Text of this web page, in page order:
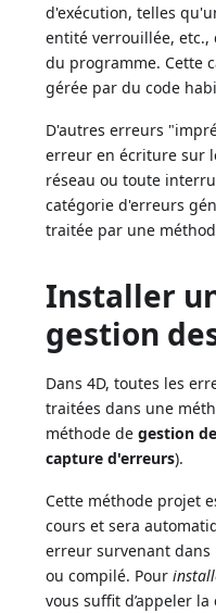
d'exécution, telles
entité verrouillée, etc.,
du programme. Cette
gérée par du code
D'autres erreurs
erreur en écriture sur
réseau ou toute
catégorie d'erreurs
traitée par une
Installer
gestion
Dans 4D, toutes les
traitées dans une
méthode degestion
capture d'erreurs).
Cette méthode projet
cours et sera
erreur survenant
ou compilé. Pour
vous suffit d’appeler